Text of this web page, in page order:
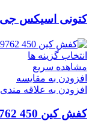
انتخاب گزینه ها
مشاهده سریع
افزودن به مقایسه
افزودن به علاقه مندی
کفش کین 450 Keen 450 1029762